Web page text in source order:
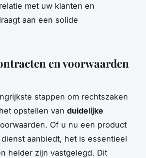
met uw klanten en
aan een solide
en voorwaarden
stappen om rechtszaken
opstellen van duidelijke
Of u nu een product
aanbiedt, het is essentieel
helder zijn vastgelegd. Dit